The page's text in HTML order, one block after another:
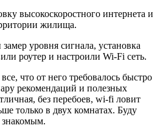
высокоскоростного интернета и
жилища.
уровня сигнала, установка
роутер и настроили Wi-Fi сеть.
что от него требовалось быстро
рекомендаций и полезных
без перебоев, wi-fi ловит
только в двух комнатах. Буду